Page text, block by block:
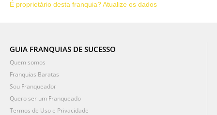
É proprietário desta franquia? Atualize os dados
GUIA FRANQUIAS DE SUCESSO
Quem somos
Franquias Baratas
Sou Franqueador
Quero ser um Franqueado
Termos de Uso e Privacidade